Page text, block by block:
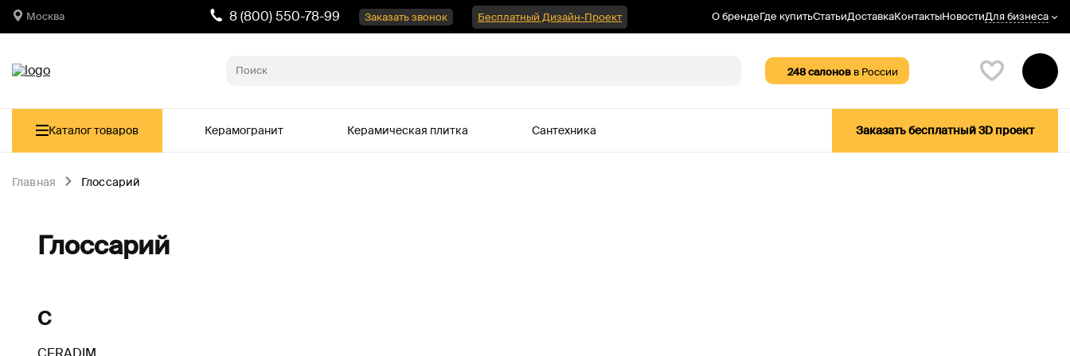
Москва 8 (800) 550-78-99 Заказать звонок Бесплатный Дизайн-Проект О брендеГде купитьСтатьиДоставкаКонтактыНовостиДля бизнеса
248салонов в России
Каталог товаров Керамогранит Керамическая плитка Сантехника Заказать бесплатный 3D проект
Главная Глоссарий
Глоссарий
C